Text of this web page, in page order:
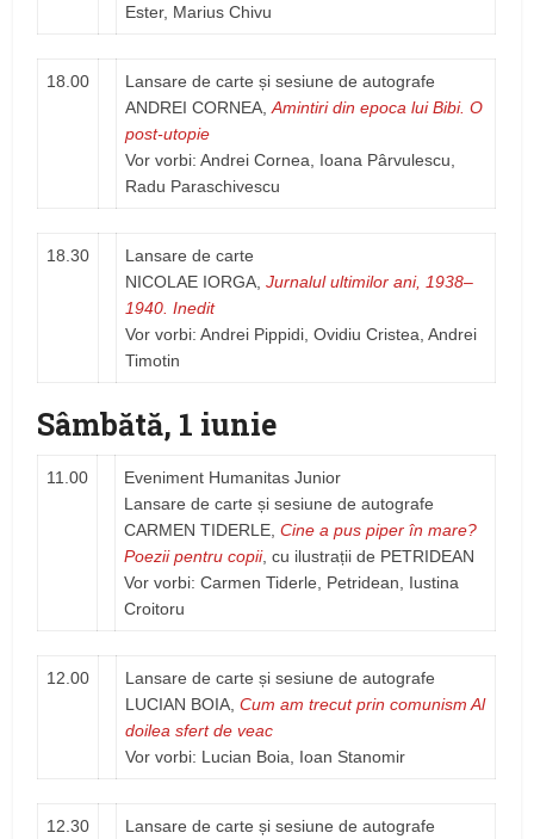
Ester, Marius Chivu
18.00
Lansare de carte și sesiune de autografe
ANDREI CORNEA,Amintiri din epoca lui Bibi. O
post-utopie
Vor vorbi: Andrei Cornea, Ioana Pârvulescu,
Radu Paraschivescu
18.30
Lansare de carte
NICOLAE IORGA,Jurnalul ultimilor ani, 1938–
1940. Inedit
Vor vorbi: Andrei Pippidi, Ovidiu Cristea, Andrei
Timotin
Sâmbătă, 1 iunie
11.00
Eveniment Humanitas Junior
Lansare de carte și sesiune de autografe
CARMEN TIDERLE,Cine a pus piper în mare?
Poezii pentru copii, cu ilustrații de PETRIDEAN
Vor vorbi: Carmen Tiderle, Petridean, Iustina
Croitoru
12.00
Lansare de carte și sesiune de autografe
LUCIAN BOIA,Cum am trecut prin comunism Al
doilea sfert de veac
Vor vorbi: Lucian Boia, Ioan Stanomir
12.30
Lansare de carte și sesiune de autografe